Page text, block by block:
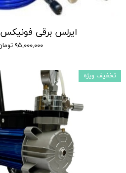
ایرلس برقی فونیکس 490 PRO
۹۵,۰۰۰,۰۰۰ تومان
تخفیف ویژه